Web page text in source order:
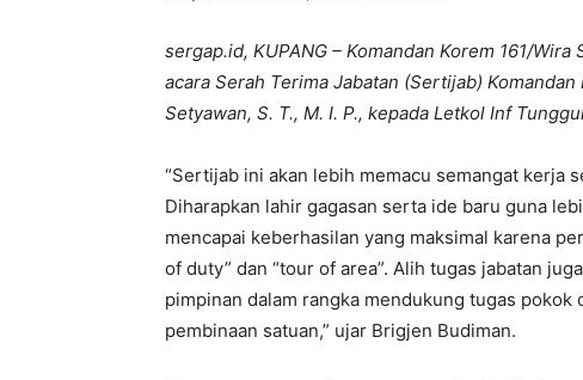
sergap.id, KUPANG – Komandan Korem 161/
acara Serah Terima Jabatan (Sertijab)
Setyawan, S. T., M. I. P., kepada Letkol Inf
“Sertijab ini akan lebih memacu semangat kerja
Diharapkan lahir gagasan serta ide baru guna
mencapai keberhasilan yang maksimal karena
of duty” dan “tour of area”. Alih tugas jabatan
pimpinan dalam rangka mendukung tugas
pembinaan satuan,” ujar Brigjen Budiman.